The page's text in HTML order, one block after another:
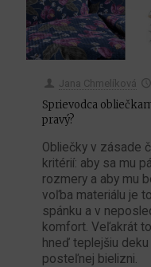
Jana Chmelíková
Sprievodca
pravý?
Obliečky v zásade
kritérií: aby sa mu
rozmery a aby mu
voľba materiálu je
spánku a v
komfort. Veľakrát
hneď teplejšiu
posteľnej bielizni.